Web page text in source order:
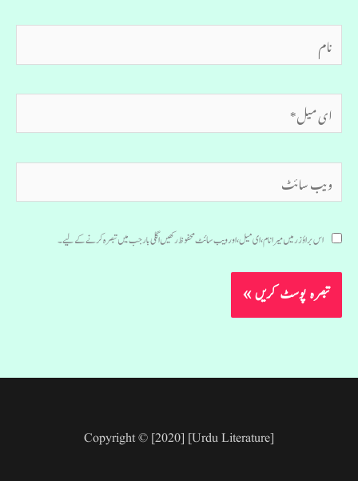
میل*
سائٹ
اس براؤزر میں میرا نام، ای میل، اور ویب سائٹ محفوظ رکھیں اگلی بار جب میں تبصرہ کرنے کےلیے۔
Copyright © [2020] [Urdu Literature]